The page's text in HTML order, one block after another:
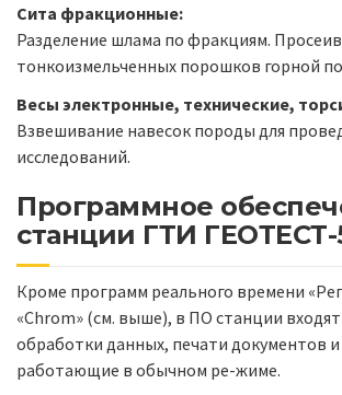
Сита фракционные:
Разделение шлама по фракциям.
тонкоизмельченных порошков горной
Весы электронные, технические,
Взвешивание навесок породы для
исследований.
Программное
станции ГТИ ГЕОТЕСТ-
Кроме программ реального времени
«Chrom» (см. выше), в ПО станции
обработки данных, печати документов и
работающие в обычном ре-жиме.